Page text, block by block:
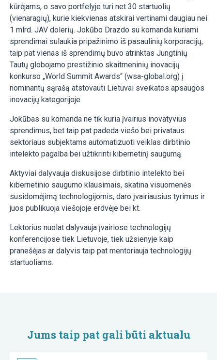
kūrėjams, o savo portfelyje turi net 30 startuolių
(vienaragių), kurie kiekvienas atskirai vertinami daugiau nei
1 mlrd. JAV dolerių. Jokūbo Drazdo su komanda kuriami
sprendimai sulaukia pripažinimo iš pasaulinių korporacijų,
taip pat vienas iš sprendimų buvo atrinktas Jungtinių
Tautų globojamo prestižinio skaitmeninių inovacijų
konkurso „World Summit Awards“ (wsa-global.org) į
nominantų sąrašą atstovauti Lietuvai sveikatos apsaugos
inovacijų kategorijoje.
Jokūbas su komanda ne tik kuria įvairius inovatyvius
sprendimus, bet taip pat padeda viešo bei privataus
sektoriaus subjektams automatizuoti veiklas dirbtinio
intelekto pagalba bei užtikrinti kibernetinį saugumą.
Aktyviai dalyvauja diskusijose dirbtinio intelekto bei
kibernetinio saugumo klausimais, skatina visuomenės
susidomėjimą technologijomis, daro įvairiausius tyrimus ir
juos publikuoja viešojoje erdvėje bei kt.
Lektorius nuolat dalyvauja įvairiose technologijų
konferencijose tiek Lietuvoje, tiek užsienyje kaip
pranešėjas ar dalyvis taip pat mentoriauja technologijų
startuoliams.
Jums taip pat gali būti aktualu